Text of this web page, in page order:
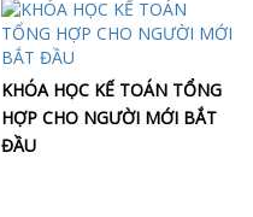
KHÓA HỌC KẾ TOÁN TỔNG
HỢP CHO NGƯỜI MỚI BẮT
ĐẦU